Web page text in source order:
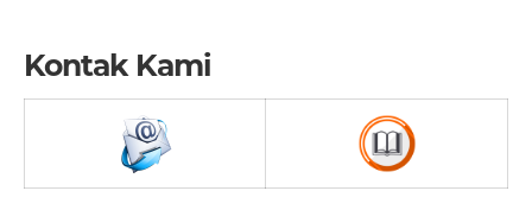
Kontak Kami